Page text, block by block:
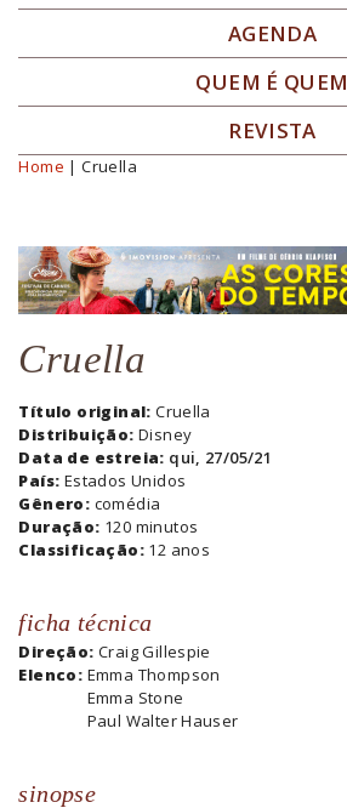
AGENDA
QUEM É QUEM
REVISTA
Você está aqui
Home | Cruella
Cruella
Título original:Cruella
Distribuição: Disney
Data de estreia: qui, 27/05/21
País: Estados Unidos
Gênero: comédia
Duração: 120 minutos
Classificação: 12 anos
ficha técnica
Direção: Craig Gillespie
Elenco: Emma Thompson
Emma Stone
Paul Walter Hauser
sinopse